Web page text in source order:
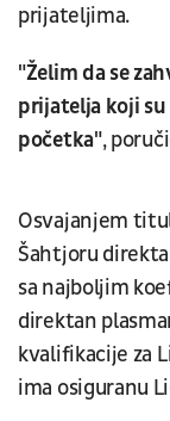
prijateljima.
"Želim da se
prijatelja koji
početka",
Osvajanjem
Šahtjoru
sa najboljim
direktan
kvalifikacije za
ima osiguranu